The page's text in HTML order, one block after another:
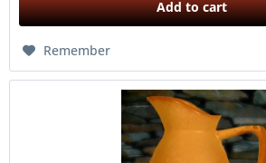
Add to cart
Remember